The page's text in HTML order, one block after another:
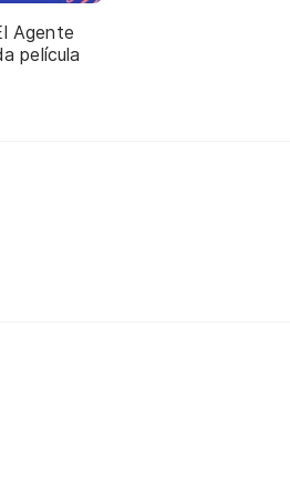
Agente
película